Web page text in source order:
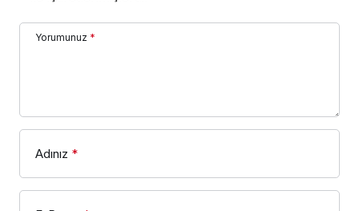
Yorumunuz *
Adınız *